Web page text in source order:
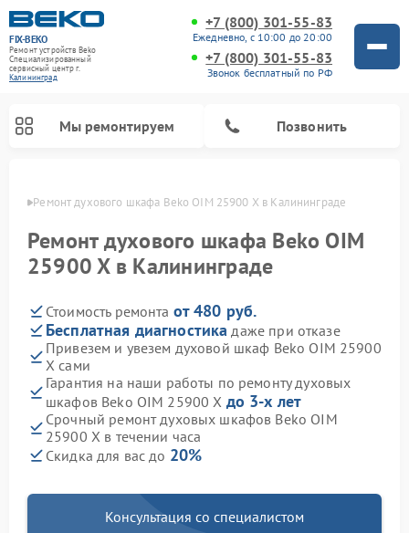
FIX-BEKO
Ремонт устройств Beko
Специализированный
cервисный центр г.
Калининград
+7 (800) 301-55-83
Ежедневно, с 10:00 до 20:00
+7 (800) 301-55-83
Звонок бесплатный по РФ
Мы ремонтируем Позвонить
Ремонт духового шкафа Beko OIM 25900 X в Калининграде
Ремонт духового шкафа Beko OIM
25900 X в Калининграде
Стоимость ремонта от 480 руб.
Бесплатная диагностика даже при отказе
Привезем и увезем духовой шкаф Beko OIM 25900
X сами
Гарантия на наши работы по ремонту духовых
шкафов Beko OIM 25900 X до 3-х лет
Срочный ремонт духовых шкафов Beko OIM
25900 X в течении часа
Скидка для вас до 20%
Консультация со специалистом